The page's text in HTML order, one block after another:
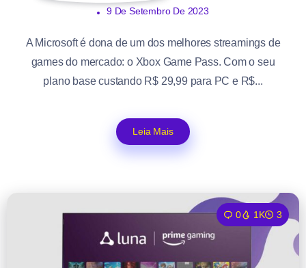
9 De Setembro De 2023
A Microsoft é dona de um dos melhores streamings de
games do mercado: o Xbox Game Pass. Com o seu
plano base custando R$ 29,99 para PC e R$...
Leia Mais
0 1K 3